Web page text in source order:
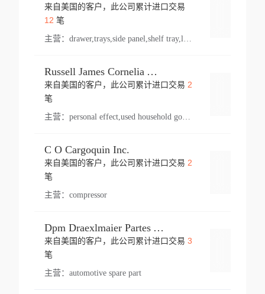
来自美国的客户，此公司累计进口交易
12 笔
主营：
Russell James Cornelia Arlington Va
来自美国的客户，此公司累计进口交易 2
笔
主营： personal effect,used household goods
C O Cargoquin Inc.
来自美国的客户，此公司累计进口交易 2
笔
主营： compressor
Dpm Draexlmaier Partes Automotrices Corr Ind Huejotzingo
来自美国的客户，此公司累计进口交易 3
笔
主营： automotive spare part